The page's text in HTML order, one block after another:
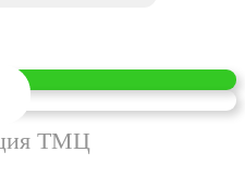
ТМЦ